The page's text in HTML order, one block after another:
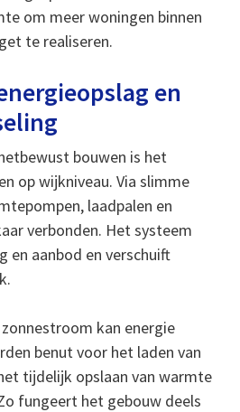
om meer woningen binnen
te realiseren.
en
bouwen is het
op wijkniveau. Via slimme
laadpalen en
verbonden. Het systeem
en aanbod en verschuift
kan energie
benut voor het laden van
tijdelijk opslaan van warmte
fungeert het gebouw deels